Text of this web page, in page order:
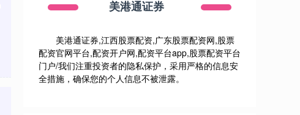
美港通证券
美港通证券,江西股票配资,广东股票配资网,股票
配资官网平台,配资开户网,配资平台app,股票配资平台
门户/我们注重投资者的隐私保护，采用严格的信息安
全措施，确保您的个人信息不被泄露。